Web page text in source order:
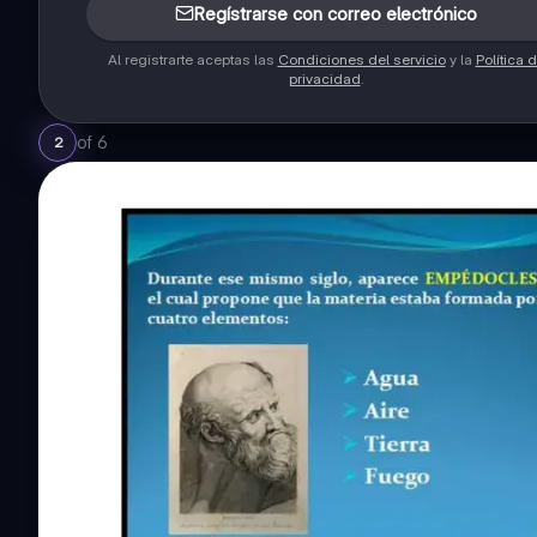
Regístrarse con correo electrónico
Al registrarte aceptas las Condiciones del servicioy la Política
privacidad
2 of 6